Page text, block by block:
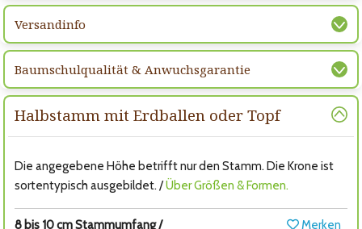
Versandinfo
Baumschulqualität & Anwuchsgarantie
Halbstamm mit Erdballen oder Topf
Die angegebene Höhe betrifft nur den Stamm. Die Krone ist
sortentypisch ausgebildet. /Über Größen & Formen.
8 bis 10 cm Stammumfang /
Merken